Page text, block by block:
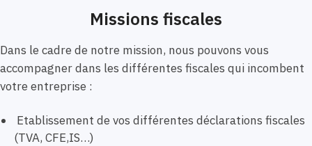
Missions fiscales
Dans le cadre de notre mission, nous pouvons vous
accompagner dans les différentes fiscales qui incombent
votre entreprise :
Etablissement de vos différentes déclarations fiscales
(TVA, CFE,IS…)